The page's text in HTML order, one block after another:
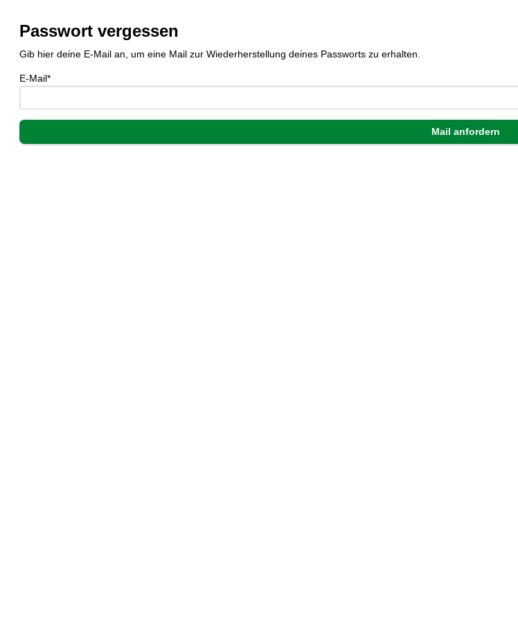
Passwort vergessen
Gib hier deine E-Mail an, um eine Mail zur Wiederherstellung deines Passworts zu erhalten.
E-Mail*